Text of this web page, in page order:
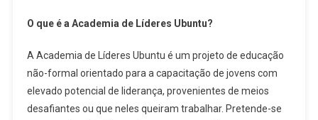
O que é a Academia de Líderes Ubuntu?
A Academia de Líderes Ubuntu é um projeto de educação
não-formal orientado para a capacitação de jovens com
elevado potencial de liderança, provenientes de meios
desafiantes ou que neles queiram trabalhar. Pretende-se